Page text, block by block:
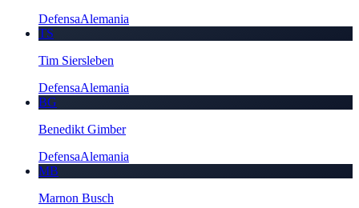
DefensaAlemania
TS
Tim Siersleben
DefensaAlemania
BG
Benedikt Gimber
DefensaAlemania
MB
Marnon Busch